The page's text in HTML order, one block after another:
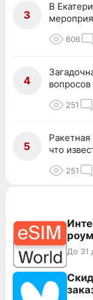
3
В
606
4
вопросов
251
5
что
251
До 31